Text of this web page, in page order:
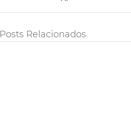
Posts Relacionados